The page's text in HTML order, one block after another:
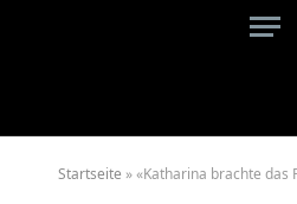
Startseite »«Katharina brachte das